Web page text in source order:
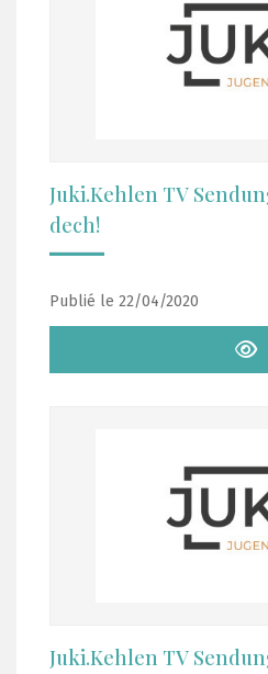
Juki.Kehlen TV
dech!
Publié le 22/04/2020
Juki.Kehlen TV